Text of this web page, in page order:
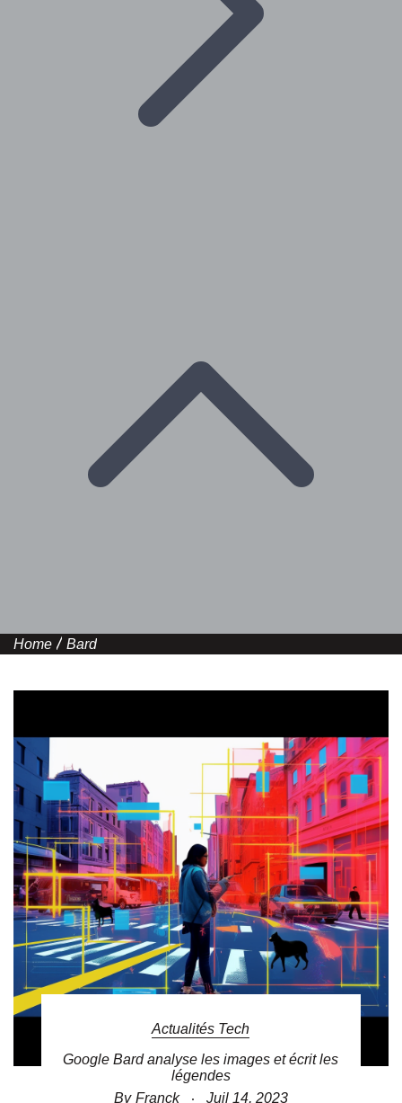
Home Bard
Actualités Tech
Google Bard analyse les images et écrit les
légendes
By Franck Juil 14, 2023